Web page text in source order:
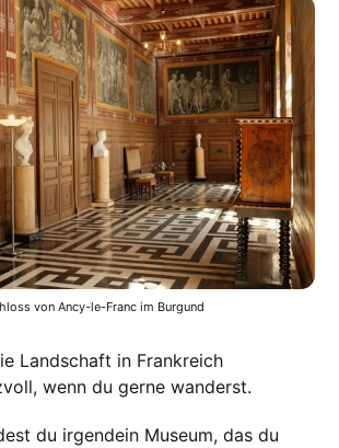
von Ancy-le-Franc im Burgund
Landschaft in Frankreich
wenn du gerne wanderst.
du irgendein Museum, das du